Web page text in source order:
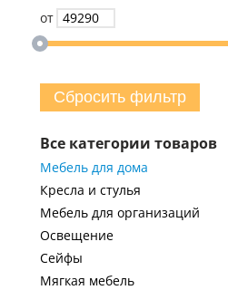
от
Сбросить фильтр
Все категории товаров
Мебель для дома
Кресла и стулья
Мебель для организаций
Освещение
Сейфы
Мягкая мебель